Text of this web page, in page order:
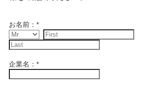
お名前： *
企業名： *